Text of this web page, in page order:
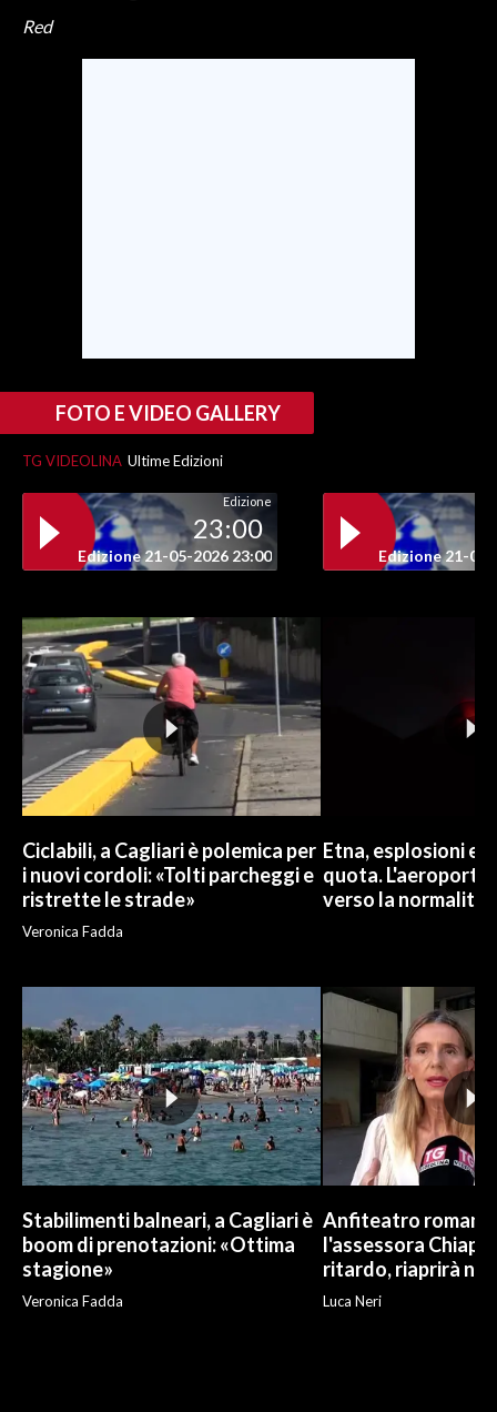
Red
FOTO E VIDEO GALLERY
TG VIDEOLINA Ultime Edizioni
Edizione
23:00
Edizione 21-05-2026 23:00 Edizione 21-05-
Ciclabili, a Cagliari è polemica per
i nuovi cordoli: «Tolti parcheggi e
ristrette le strade»
Veronica Fadda
Etna, esplosioni e
quota. L'aeroporto
verso la normalità
Stabilimenti balneari, a Cagliari è
boom di prenotazioni: «Ottima
stagione»
Veronica Fadda
Anfiteatro romano
l'assessora
ritardo, riaprirà nel
Luca Neri